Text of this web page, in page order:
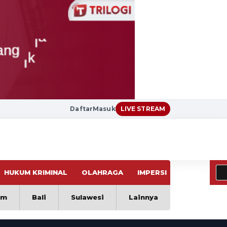
DaftarMasuk LIVE STREAM
HUKUM KRIMINAL OLAHRAGA IMPERSI
Bali Sulawesi Lainnya